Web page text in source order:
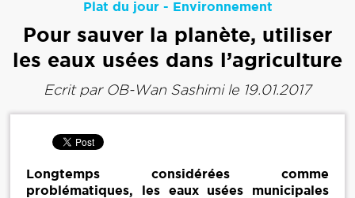
Plat du jour- Environnement
Pour sauver la planète, utiliser
les eaux usées dans l’agriculture
Ecrit par OB-Wan Sashimile 19.01.2017
Longtemps considérées comme
problématiques, les eaux usées municipales